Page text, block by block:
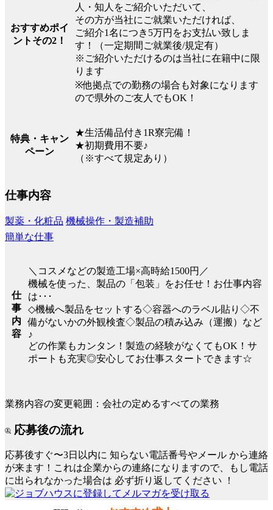
おすすめポイ
ントその2！
人・知人をご紹介いただいて、
その方が当社にご就業いただければ、
ご紹介1名につき5万円をお支払い致しま
す！（一定期間ご就業後/規定有）
※ご紹介いただけるのは当社に在籍中に限
ります
※他拠点での勤務の場合も対象になります
ので県外のご友人でもOK！
特典・キャン
ペーン
★生活備品付き1R寮完備！
★初期費用不要♪
（※すべて規定あり）
仕事内容
製薬・化粧品 機械操作・製造補助
簡単な仕事
仕
事
内
容
＼コスメなどの製造工場×高時給1500円／
機械を使った、製品の「包装」をお任せ！お仕事内容
は･･･
◇機械へ製品をセットする◇容器へのラベル貼り◇不
備がないかの外観検査◇製品の積み込み（運搬）など
♪
どの作業もカンタン！製造の経験がなくてもOK！サ
ポートも充実◎安心してお仕事スタートできます☆
業務内容の変更範囲：会社の定めるすべての業務
応募後の流れ
応募後すぐ〜3日以内に 知らない電話番号やメール から連絡
が来ます！これは企業からの連絡になりますので、もし電話
に出られなかった場合は 必ず折り返してください ！